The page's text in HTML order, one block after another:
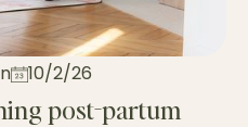
10/2/26
post-partum